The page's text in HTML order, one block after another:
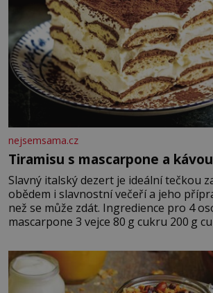
nejsemsama.cz
Tiramisu s mascarpone a kávou
Slavný italský dezert je ideální tečkou
obědem i slavnostní večeří a jeho
než se může zdát. Ingredience pro 4 osoby:
mascarpone 3 vejce 80 g cukru 200 g cukrářských
posypání Postup: Oddělte žloutky od
vyšlehejte s cukrem do světlé pěny a
vmíchejte mascarpone, aby vznikl hladký